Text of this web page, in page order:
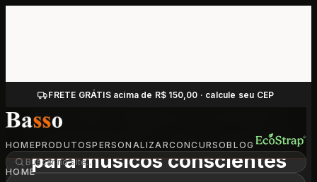
FRETE GRÁTIS acima de R$ 150,00 · calcule seu CEP
HOMEPRODUTOSPERSONALIZARCONCURSOBLOG
HOME
Correia vegana é sempre
sustentável? Guia honesto
para músicos conscientes